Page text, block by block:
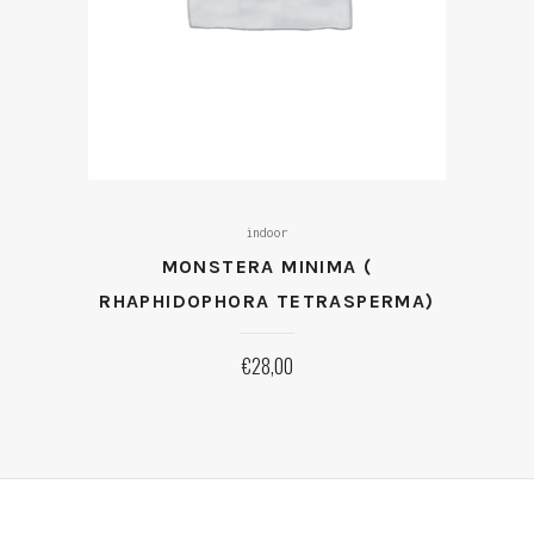
indoor
MONSTERA MINIMA (
RHAPHIDOPHORA TETRASPERMA)
€28,00